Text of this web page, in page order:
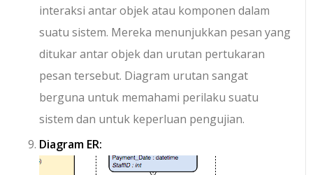
interaksi antar objek atau komponen dalam
suatu sistem. Mereka menunjukkan pesan yang
ditukar antar objek dan urutan pertukaran
pesan tersebut. Diagram urutan sangat
berguna untuk memahami perilaku suatu
sistem dan untuk keperluan pengujian.
Diagram ER: